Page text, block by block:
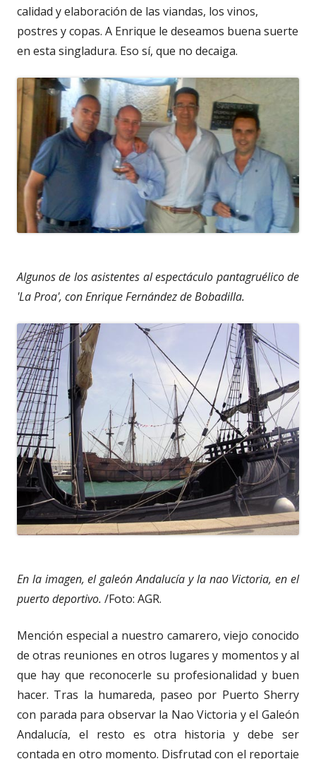
calidad y elaboración de las viandas, los vinos,
postres y copas. A Enrique le deseamos buena suerte
en esta singladura. Eso sí, que no decaiga.
Algunos de los asistentes al espectáculo pantagruélico de
'La Proa', con Enrique Fernández de Bobadilla.
En la imagen, el galeón Andalucía y la nao Victoria, en el
puerto deportivo. /Foto: AGR.
Mención especial a nuestro camarero, viejo conocido
de otras reuniones en otros lugares y momentos y al
que hay que reconocerle su profesionalidad y buen
hacer. Tras la humareda, paseo por Puerto Sherry
con parada para observar la Nao Victoria y el Galeón
Andalucía, el resto es otra historia y debe ser
contada en otro momento. Disfrutad con el reportaje